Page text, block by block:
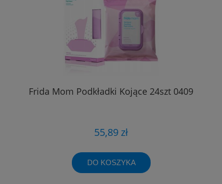
Frida Mom Podkładki Kojące 24szt 0409
55,89 zł
DO KOSZYKA